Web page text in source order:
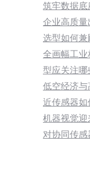
筑牢数据底
企业高质
选型如何
全画幅工
型应关注哪
低空经济
近传感器如
机器视觉
对协同传感